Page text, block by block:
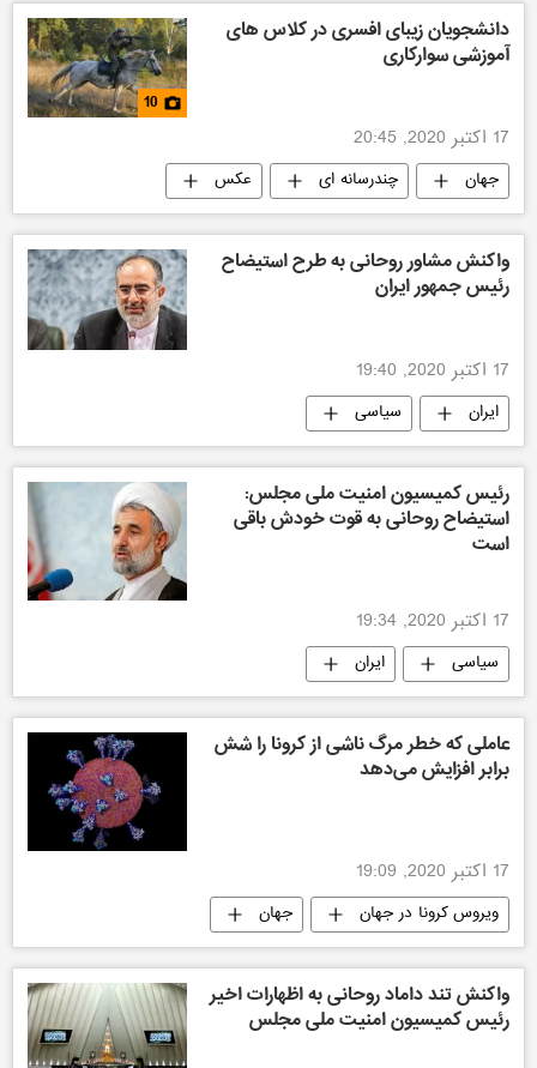
دانشجویان زیبای افسری در کلاس های
آموزشی سوارکاری
10
17 اکتبر 2020, 20:45
جهان چندرسانه ای
عکس
روسیه
واکنش مشاور روحانی به طرح استیضاح
رئیس جمهور ایران
17 اکتبر 2020, 19:40
ایران سیاسی
رئیس کمیسیون امنیت ملی مجلس:
استیضاح روحانی به قوت خودش باقی
است
17 اکتبر 2020, 19:34
سیاسی ایران
عاملی که خطر مرگ ناشی از کرونا را شش
برابر افزایش می‌دهد
17 اکتبر 2020, 19:09
ویروس کرونا در جهان جهان
واکنش تند داماد روحانی به اظهارات اخیر
رئیس کمیسیون امنیت ملی مجلس